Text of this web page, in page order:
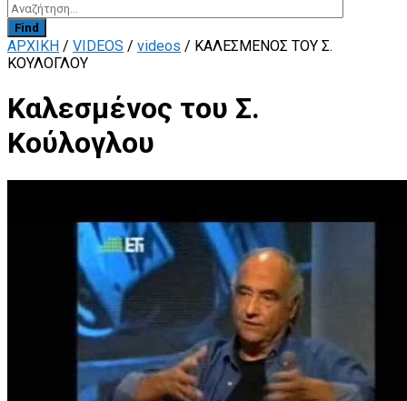
Find
ΑΡΧΙΚΗ / VIDEOS / videos / ΚΑΛΕΣΜΈΝΟΣ ΤΟΥ Σ.
ΚΟΎΛΟΓΛΟΥ
Καλεσμένος του Σ.
Κούλογλου